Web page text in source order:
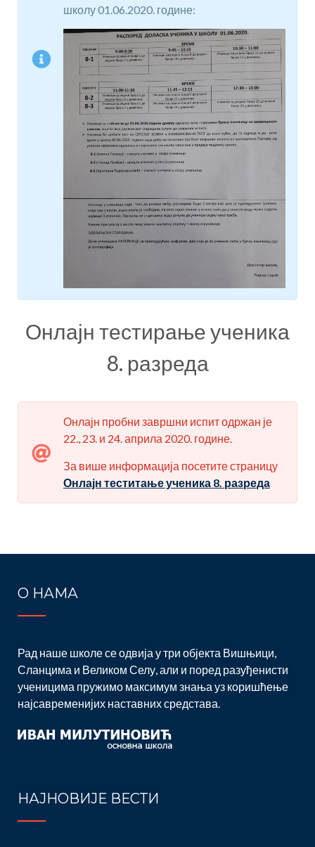
школу 01.06.2020. године:
Онлајн тестирање ученика
8. разреда
Онлајн пробни завршни испит одржан је
22., 23. и 24. априла 2020. године.
За више информација посетите страницу
Онлајн теститање ученика 8. разреда
О НАМА
Рад наше школе се одвија у три објекта Вишњици,
Сланцима и Великом Селу, али и поред разуђенисти
ученицима пружимо максимум знања уз коришћење
најсавременијих наставних средстава.
НАЈНОВИЈЕ ВЕСТИ